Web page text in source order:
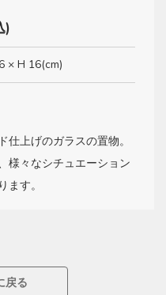
)
× H 16(cm)
上げのガラスの置物。
様々なシチュエーション
す。
戻る